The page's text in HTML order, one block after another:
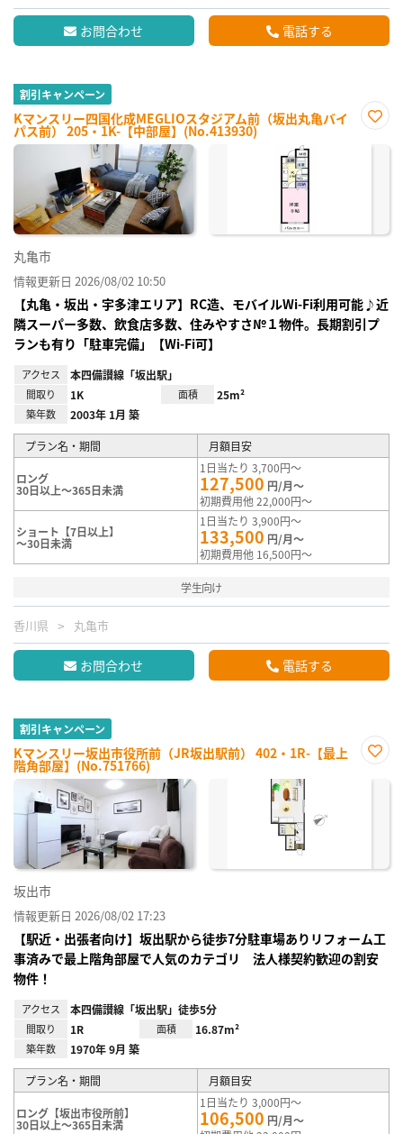
お問合わせ 電話する
割引キャンペーン
Kマンスリー四国化成MEGLIOスタジアム前（坂出丸亀バイ
パス前） 205・1K-【中部屋】(No.413930)
に入
丸亀市
情報更新日 2026/08/02 10:50
【丸亀・坂出・宇多津エリア】RC造、モバイルWi-Fi利用可能♪近
隣スーパー多数、飲食店多数、住みやすさ№１物件。長期割引プ
ランも有り「駐車完備」【Wi-Fi可】
アクセス 本四備讃線「坂出駅」
間取り 1K 面積 25m²
築年数 2003年 1月 築
プラン名・期間 月額目安
ロング
30日以上～365日未満
1日当たり 3,700円～
127,500 円/月～
初期費用他 22,000円～
ショート【7日以上】
～30日未満
1日当たり 3,900円～
133,500 円/月～
初期費用他 16,500円～
学生向け
香川県 丸亀市
お問合わせ 電話する
割引キャンペーン
Kマンスリー坂出市役所前（JR坂出駅前） 402・1R-【最上
階角部屋】(No.751766)
に入
坂出市
情報更新日 2026/08/02 17:23
【駅近・出張者向け】坂出駅から徒歩7分駐車場ありリフォーム工
事済みで最上階角部屋で人気のカテゴリ 法人様契約歓迎の割安
物件！
アクセス 本四備讃線「坂出駅」徒歩5分
間取り 1R 面積 16.87m²
築年数 1970年 9月 築
プラン名・期間 月額目安
ロング【坂出市役所前】
30日以上～365日未満
1日当たり 3,000円～
106,500 円/月～